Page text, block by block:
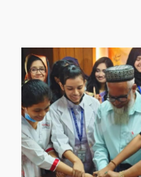
এইচএসসি ২০২৫